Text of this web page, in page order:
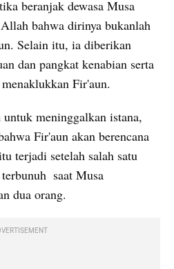
beranjak dewasa Musa
bahwa dirinya bukanlah
Selain itu, ia diberikan
dan pangkat kenabian serta
Fir'aun.
meninggalkan istana,
Fir'aun akan berencana
terjadi setelah salah satu
saat Musa
dua orang.